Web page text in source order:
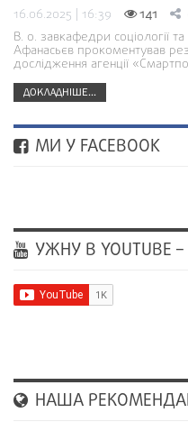
16.06.2025 | 16:39 141
В. о. завкафедри соціології
Афанасьєв прокоментував
дослідження агенції
ДОКЛАДНІШЕ...
МИ У FACEBOOK
УЖНУ В YOUTUBE
НАША